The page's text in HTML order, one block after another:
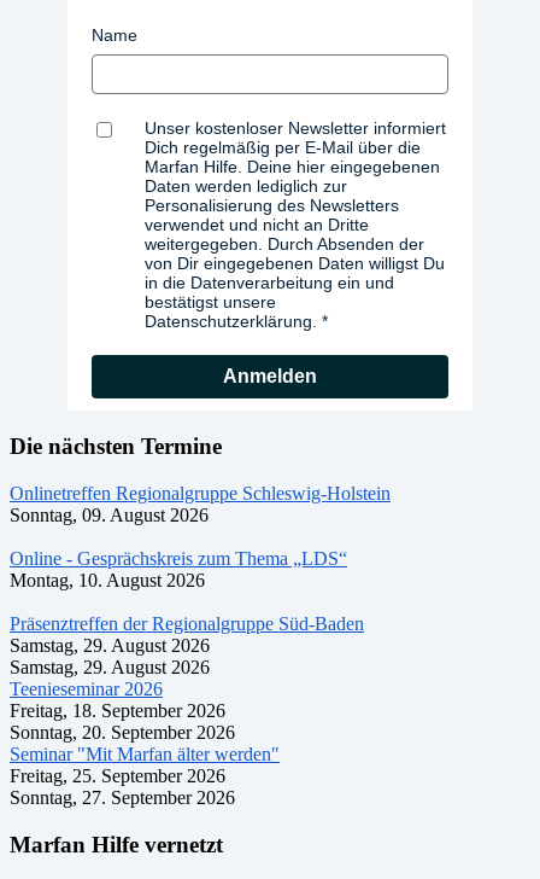
Name
Unser kostenloser Newsletter informiert
Dich regelmäßig per E-Mail über die
Marfan Hilfe. Deine hier eingegebenen
Daten werden lediglich zur
Personalisierung des Newsletters
verwendet und nicht an Dritte
weitergegeben. Durch Absenden der
von Dir eingegebenen Daten willigst Du
in die Datenverarbeitung ein und
bestätigst unsere
Datenschutzerklärung.
Anmelden
Die nächsten Termine
Onlinetreffen Regionalgruppe Schleswig-Holstein
Sonntag, 09. August 2026
Online - Gesprächskreis zum Thema „LDS“
Montag, 10. August 2026
Präsenztreffen der Regionalgruppe Süd-Baden
Samstag, 29. August 2026
Samstag, 29. August 2026
Teenieseminar 2026
Freitag, 18. September 2026
Sonntag, 20. September 2026
Seminar "Mit Marfan älter werden"
Freitag, 25. September 2026
Sonntag, 27. September 2026
Marfan Hilfe vernetzt